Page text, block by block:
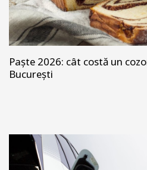
Paște 2026: cât costă un
București